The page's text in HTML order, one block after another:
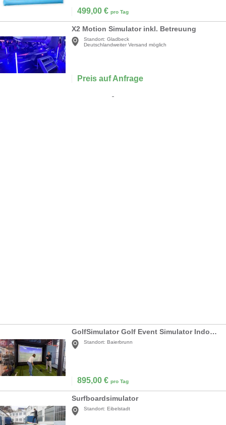
499,00 € pro Tag
X2 Motion Simulator inkl. Betreuung
Standort: Gladbeck
Deutschlandweiter Versand möglich
Preis auf Anfrage
GolfSimulator Golf Event Simulator Indoorgolf
Standort: Baierbrunn
895,00 € pro Tag
Surfboardsimulator
Standort: Eibelstadt